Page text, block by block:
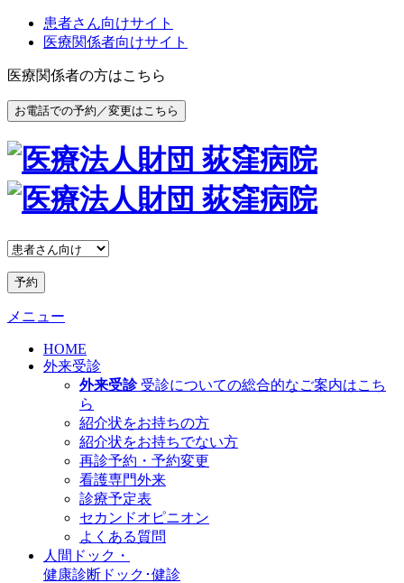
患者さん向けサイト
医療関係者向けサイト
医療関係者の方はこちら
お電話での予約／変更はこちら
予約
メニュー
HOME
外来受診
外来受診 受診についての総合的なご案内はこち
ら
紹介状をお持ちの方
紹介状をお持ちでない方
再診予約・予約変更
看護専門外来
診療予定表
セカンドオピニオン
よくある質問
人間ドック・
健康診断 ドック･健診